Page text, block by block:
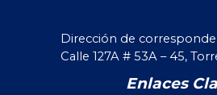
Dirección de
Calle 127A # 53A – 45,
Enlaces